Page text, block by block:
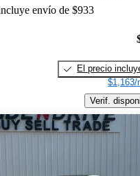
envío de $933
El precio
$1,163/
Verif.